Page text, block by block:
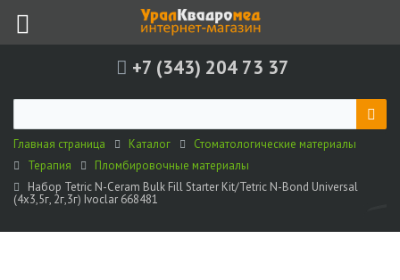
+7 (343) 204 73 37
Главная страница Каталог
Стоматологические материалы
Терапия
Пломбировочные материалы
Набор Tetric N-Ceram Bulk Fill Starter Kit/Tetric N-Bond Universal
(4х3,5г, 2г,3г) Ivoclar 668481